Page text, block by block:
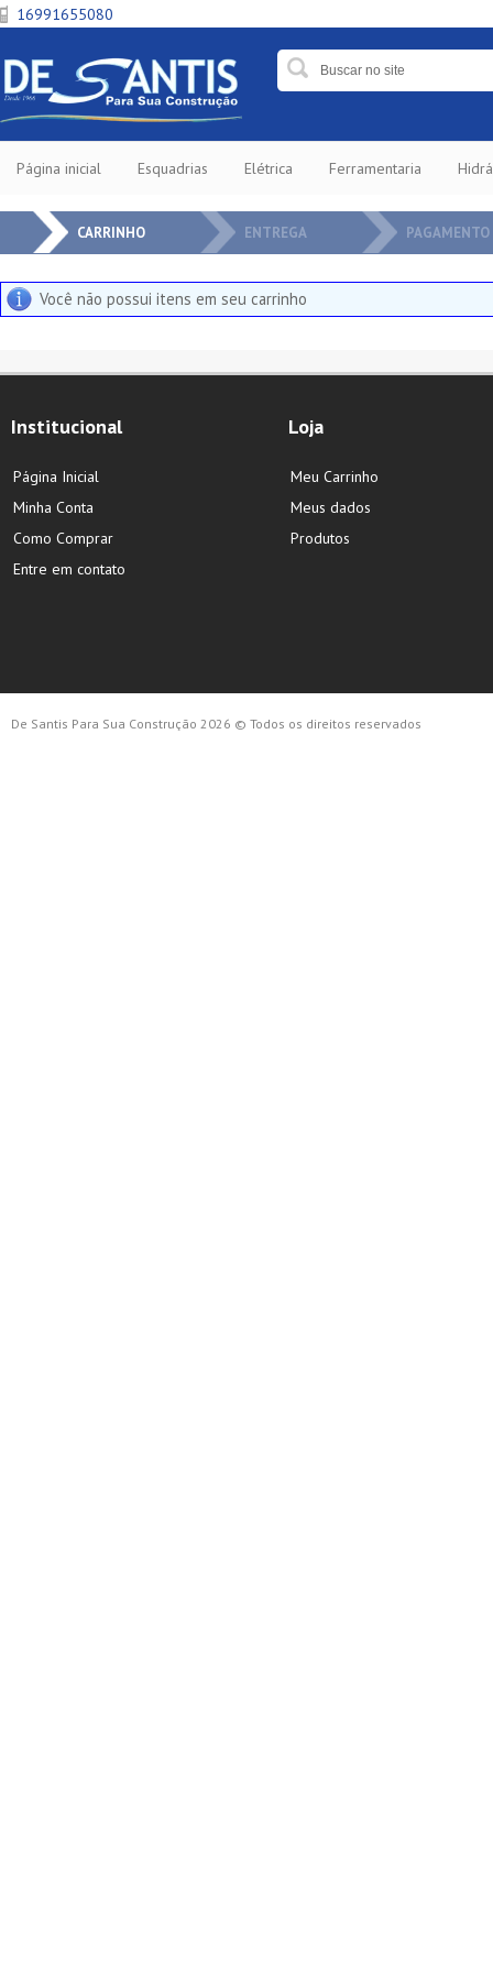
16991655080
Página inicial Esquadrias Elétrica Ferramentaria
CARRINHO ENTREGA PAGAMENTO
Você não possui itens em seu carrinho
Institucional
Página Inicial
Minha Conta
Como Comprar
Entre em contato
Loja
Meu Carrinho
Meus dados
Produtos
De Santis Para Sua Construção 2026 © Todos os direitos reservados